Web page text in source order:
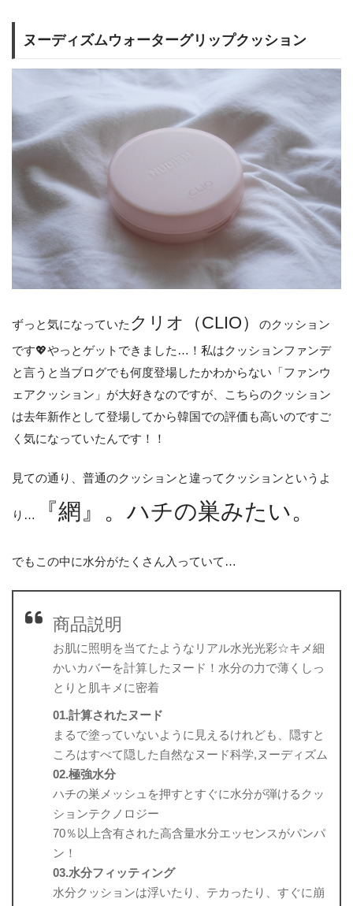
ヌーディズムウォーターグリップクッション
ずっと気になっていた クリオ（CLIO） のクッション
です💖やっとゲットできました…！私はクッションファンデ
と言うと当ブログでも何度登場したかわからない「ファンウ
ェアクッション」が大好きなのですが、こちらのクッション
は去年新作として登場してから韓国での評価も高いのですご
く気になっていたんです！！
見ての通り、普通のクッションと違ってクッションというよ
り… 『網』。ハチの巣みたい。
でもこの中に水分がたくさん入っていて…
商品説明
お肌に照明を当てたようなリアル水光光彩☆キメ細
かいカバーを計算したヌード！水分の力で薄くしっ
とりと肌キメに密着
01.計算されたヌード
まるで塗っていないように見えるけれども、隠すと
ころはすべて隠した自然なヌード科学,ヌーディズム
02.極強水分
ハチの巣メッシュを押すとすぐに水分が弾けるクッ
ションテクノロジー
70％以上含有された高含量水分エッセンスがパンパ
ン！
03.水分フィッティング
水分クッションは浮いたり、テカったり、すぐに崩